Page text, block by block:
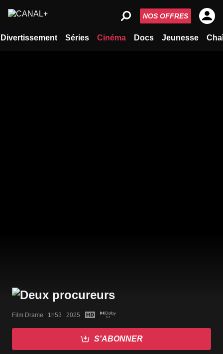
Divertissement Séries Cinéma Docs Jeunesse
NOS OFFRES
Film Drame   1h53   2025
S'ABONNER